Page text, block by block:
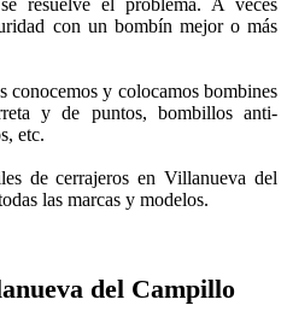
con un bombín mejor o más
conocemos y colocamos bombines
y de puntos, bombillos anti-
etc.
de cerrajeros en Villanueva del
las marcas y modelos.
del Campillo